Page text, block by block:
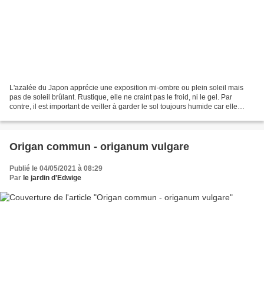
L'azalée du Japon apprécie une exposition mi-ombre ou plein soleil mais
pas de soleil brûlant. Rustique, elle ne craint pas le froid, ni le gel. Par
contre, il est important de veiller à garder le sol toujours humide car elle
Origan commun - origanum vulgare
Publié le 04/05/2021 à 08:29
Par le jardin d'Edwige